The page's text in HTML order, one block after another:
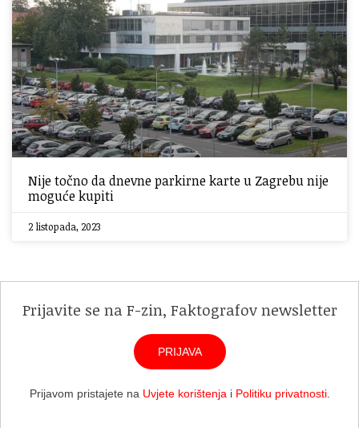
Nije točno da dnevne parkirne karte u Zagrebu nije
moguće kupiti
2 listopada, 2023
Prijavite se na F-zin, Faktografov newsletter
PRIJAVA
Prijavom pristajete na Uvjete korištenja i Politiku privatnosti.